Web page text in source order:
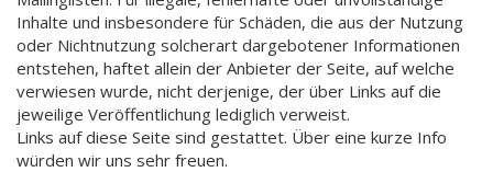
Inhalte und insbesondere für Schäden, die aus der Nutzung
oder Nichtnutzung solcherart dargebotener Informationen
entstehen, haftet allein der Anbieter der Seite, auf welche
verwiesen wurde, nicht derjenige, der über Links auf die
jeweilige Veröffentlichung lediglich verweist.
Links auf diese Seite sind gestattet. Über eine kurze Info
würden wir uns sehr freuen.